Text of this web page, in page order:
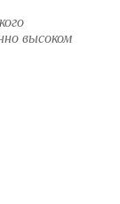
высоком